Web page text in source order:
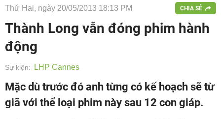
Thứ Hai, ngày 20/05/2013 18:13 PM CHIA SẺ
Thành Long vẫn đóng phim hành
động
Sự kiện: LHP Cannes
Mặc dù trước đó anh từng có kế hoạch sẽ từ
giã với thể loại phim này sau 12 con giáp.